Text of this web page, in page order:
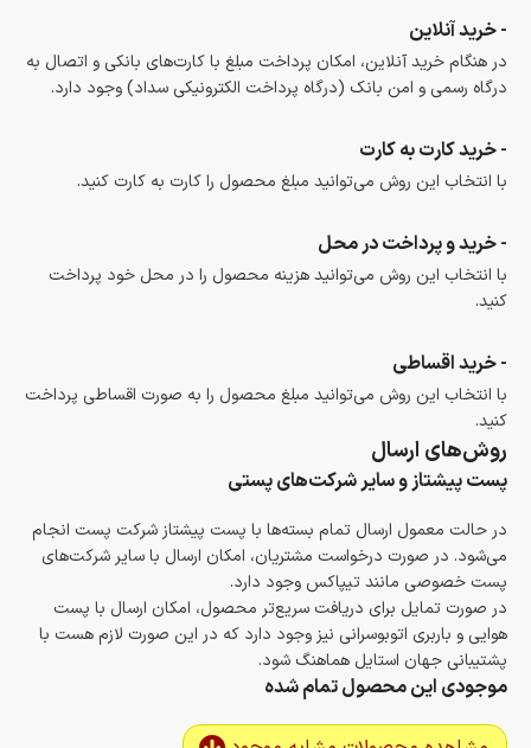
- خرید آنلاین
در هنگام خرید آنلاین، امکان پرداخت مبلغ با کارت‌های بانکی و اتصال به
درگاه رسمی و امن بانک (درگاه پرداخت الکترونیکی سداد) وجود دارد.
- خرید کارت به کارت
با انتخاب این روش می‌توانید مبلغ محصول را کارت به کارت کنید.
- خرید و پرداخت در محل
با انتخاب این روش می‌توانید هزینه محصول را در محل خود پرداخت
کنید.
- خرید اقساطی
با انتخاب این روش می‌توانید مبلغ محصول را به صورت اقساطی پرداخت
کنید.
روش‌های ارسال
پست پیشتاز و سایر شرکت‌های پستی
در حالت معمول ارسال تمام بسته‌ها با پست پیشتاز شرکت پست انجام
می‌شود. در صورت درخواست مشتریان، امکان ارسال با سایر شرکت‌های
پست خصوصی مانند تیپاکس وجود دارد.
در صورت تمایل برای دریافت سریع‌تر محصول، امکان ارسال با پست
هوایی و باربری اتوبوسرانی نیز وجود دارد که در این صورت لازم هست با
پشتیبانی جهان استایل هماهنگ شود.
موجودی این محصول تمام شده